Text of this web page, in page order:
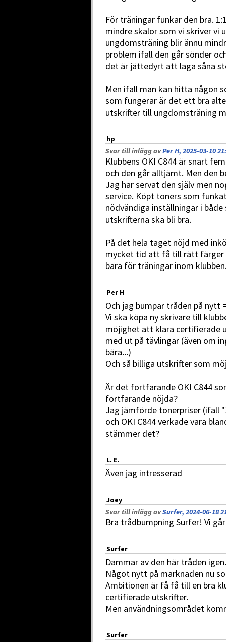
För träningar funkar den bra.
mindre skalor som vi skriver
ungdomsträning blir ännu
problem ifall den går sönder
det är jättedyrt att laga såna
Men ifall man kan hitta någon
som fungerar är det ett bra
utskrifter till ungdomsträning
hp
Svar till inlägg avPer H, 2025-03-10
Klubbens OKI C844 är snart
och den går alltjämt. Men den
Jag har servat den själv men
service. Köpt toners som
nödvändiga inställningar i
utskrifterna ska bli bra.
På det hela taget nöjd med
mycket tid att få till rätt färger
bara för träningar inom
Per H
Och jag bumpar tråden på nytt
Vi ska köpa ny skrivare till
möjighet att klara certifierade
med ut på tävlingar (även om
bära...)
Och så billiga utskrifter som
Är det fortfarande OKI C844
fortfarande nöjda?
Jag jämförde tonerpriser (ifall
och OKI C844 verkade vara
stämmer det?
L. E.
Även jag intresserad
Joey
Svar till inlägg avSurfer, 2024-06-18
Bra trådbumpning Surfer! Vi
Surfer
Dammar av den här tråden igen.
Något nytt på marknaden nu
Ambitionen är få få till en bra
certifierade utskrifter.
Men användningsområdet
Surfer